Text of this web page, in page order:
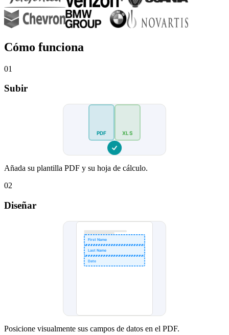
Cómo funciona
01
Subir
Añada su plantilla PDF y su hoja de cálculo.
02
Diseñar
First Name
Last Name
Date
Posicione visualmente sus campos de datos en el PDF.